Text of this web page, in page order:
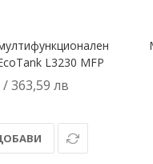
L3230 MFP
/ 363,59 лв